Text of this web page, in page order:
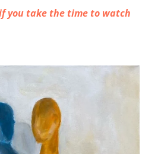
you take the time to watch